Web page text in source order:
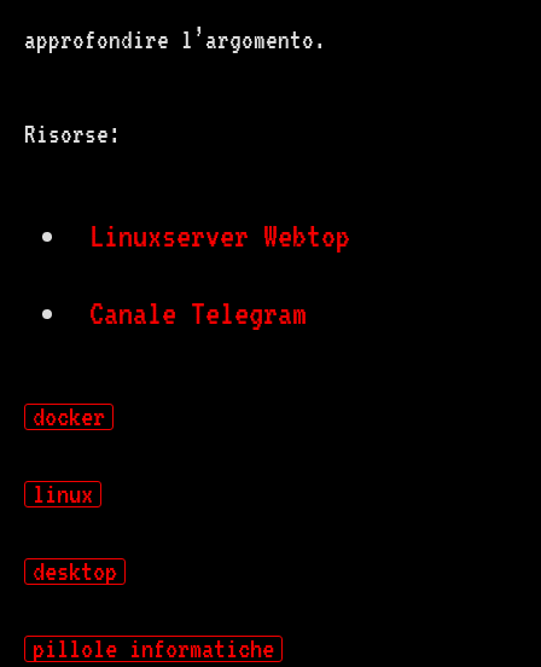
approfondire l’argomento.
Risorse:
Linuxserver Webtop
Canale Telegram
docker
linux
desktop
pillole informatiche